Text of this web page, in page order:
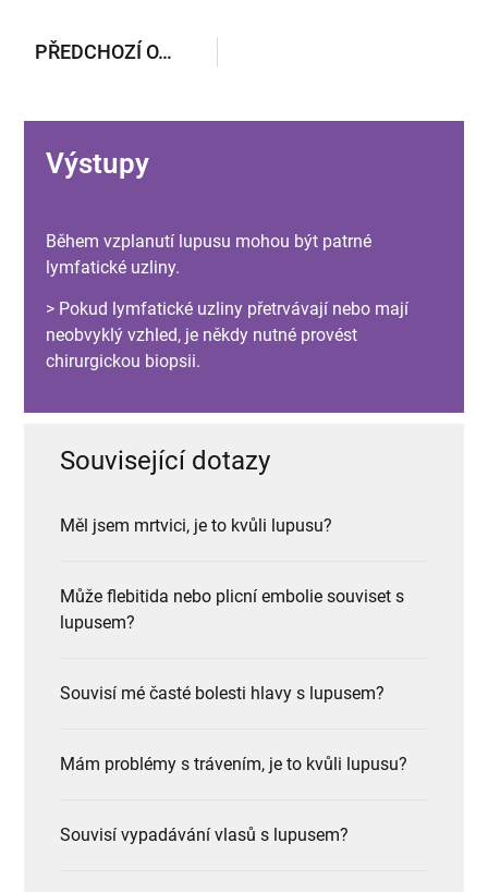
PŘEDCHOZÍ OTÁZKA
Výstupy
Během vzplanutí lupusu mohou být patrné
lymfatické uzliny.
> Pokud lymfatické uzliny přetrvávají nebo mají
neobvyklý vzhled, je někdy nutné provést
chirurgickou biopsii.
Související dotazy
Měl jsem mrtvici, je to kvůli lupusu?
Může flebitida nebo plicní embolie souviset s
lupusem?
Souvisí mé časté bolesti hlavy s lupusem?
Mám problémy s trávením, je to kvůli lupusu?
Souvisí vypadávání vlasů s lupusem?